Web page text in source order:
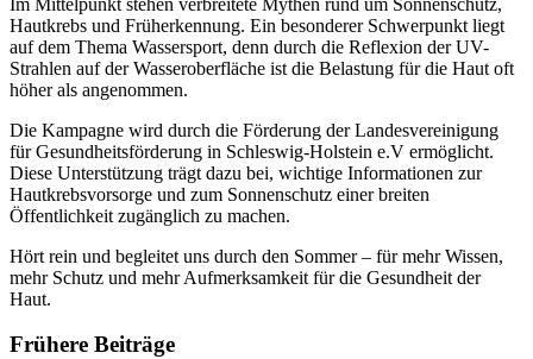
Hautkrebs und Früherkennung. Ein besonderer Schwerpunkt liegt
auf dem Thema Wassersport, denn durch die Reflexion der UV-
Strahlen auf der Wasseroberfläche ist die Belastung für die Haut oft
höher als angenommen.
Die Kampagne wird durch die Förderung der Landesvereinigung
für Gesundheitsförderung in Schleswig-Holstein e.V ermöglicht.
Diese Unterstützung trägt dazu bei, wichtige Informationen zur
Hautkrebsvorsorge und zum Sonnenschutz einer breiten
Öffentlichkeit zugänglich zu machen.
Hört rein und begleitet uns durch den Sommer – für mehr Wissen,
mehr Schutz und mehr Aufmerksamkeit für die Gesundheit der
Haut.
Frühere Beiträge